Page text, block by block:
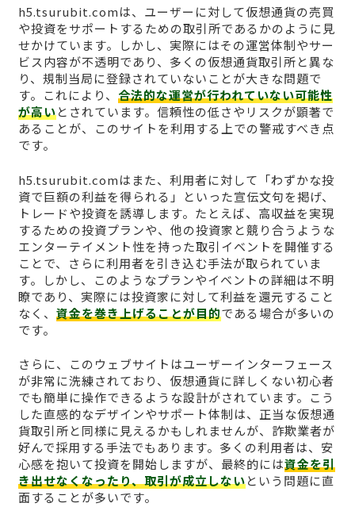
h5.tsurubit.comは、ユーザーに対して仮想通貨の売買
や投資をサポートするための取引所であるかのように見
せかけています。しかし、実際にはその運営体制やサー
ビス内容が不透明であり、多くの仮想通貨取引所と異な
り、規制当局に登録されていないことが大きな問題で
す。これにより、 合法的な運営が行われていない可能性
が高いとされています。信頼性の低さやリスクが顕著で
あることが、このサイトを利用する上での警戒すべき点
です。
h5.tsurubit.comはまた、利用者に対して「わずかな投
資で巨額の利益を得られる」といった宣伝文句を掲げ、
トレードや投資を誘導します。たとえば、高収益を実現
するための投資プランや、他の投資家と競り合うような
エンターテイメント性を持った取引イベントを開催する
ことで、さらに利用者を引き込む手法が取られていま
す。しかし、このようなプランやイベントの詳細は不明
瞭であり、実際には投資家に対して利益を還元すること
なく、 資金を巻き上げることが目的である場合が多いの
です。
さらに、このウェブサイトはユーザーインターフェース
が非常に洗練されており、仮想通貨に詳しくない初心者
でも簡単に操作できるような設計がされています。こう
した直感的なデザインやサポート体制は、正当な仮想通
貨取引所と同様に見えるかもしれませんが、詐欺業者が
好んで採用する手法でもあります。多くの利用者は、安
心感を抱いて投資を開始しますが、最終的には資金を引
き出せなくなったり、取引が成立しないという問題に直
面することが多いです。